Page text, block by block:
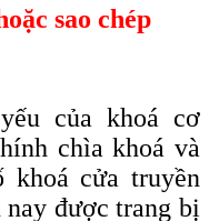
sao chép
của khoá cơ
chìa khoá và
cửa truyền
được trang bị